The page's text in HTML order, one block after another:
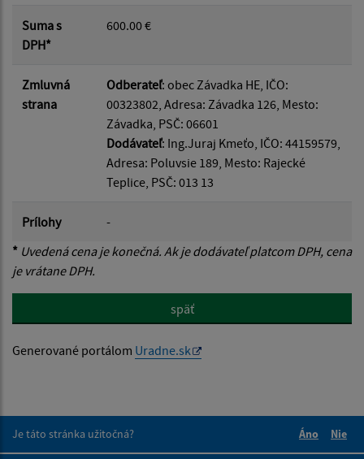
Suma s
DPH*
600.00 €
Zmluvná
strana
Odberateľ: obec Závadka HE, IČO:
00323802, Adresa: Závadka 126, Mesto:
Závadka, PSČ: 06601
Dodávateľ: Ing.Juraj Kmeťo, IČO: 44159579,
Adresa: Poluvsie 189, Mesto: Rajecké
Teplice, PSČ: 013 13
Prílohy
-
* Uvedená cena je konečná. Ak je dodávateľ platcom DPH, cena
je vrátane DPH.
späť
Generované portálom Uradne.sk
Je táto stránka užitočná?
Áno
Nie